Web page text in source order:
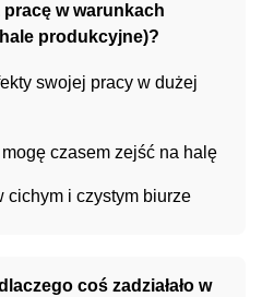
w warunkach
produkcyjne)?
swojej pracy w dużej
czasem zejść na halę
cichym i czystym biurze
coś zadziałało w